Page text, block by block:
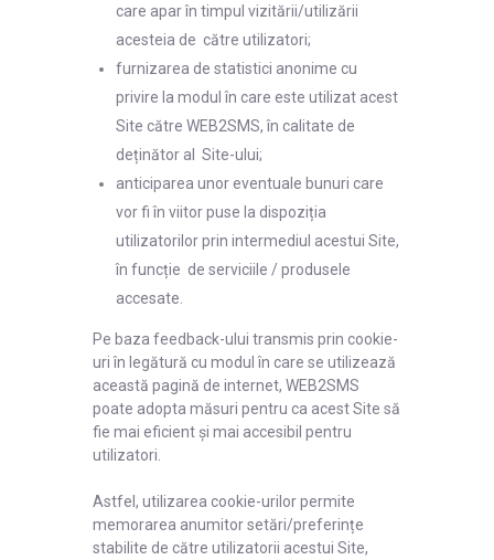
care apar în timpul vizitării/utilizării
acesteia de către utilizatori;
furnizarea de statistici anonime cu
privire la modul în care este utilizat acest
Site către WEB2SMS, în calitate de
deținător al Site-ului;
anticiparea unor eventuale bunuri care
vor fi în viitor puse la dispoziția
utilizatorilor prin intermediul acestui Site,
în funcție de serviciile / produsele
accesate.
Pe baza feedback-ului transmis prin cookie-
uri în legătură cu modul în care se utilizează
această pagină de internet, WEB2SMS
poate adopta măsuri pentru ca acest Site să
fie mai eficient și mai accesibil pentru
utilizatori.
Astfel, utilizarea cookie-urilor permite
memorarea anumitor setări/preferințe
stabilite de către utilizatorii acestui Site,